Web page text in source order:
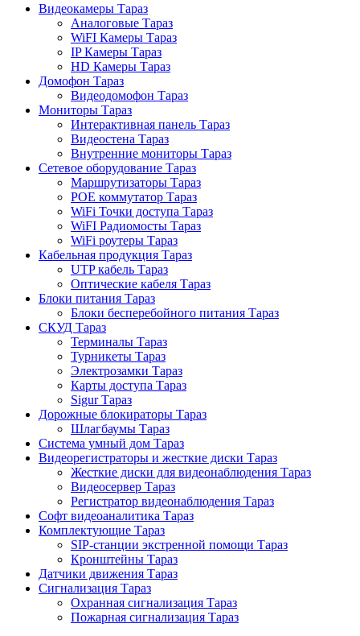
Видеокамеры Тараз
Аналоговые Тараз
WiFI Камеры Тараз
IP Камеры Тараз
HD Камеры Тараз
Домофон Тараз
Видеодомофон Тараз
Мониторы Тараз
Интерактивная панель Тараз
Видеостена Тараз
Внутренние мониторы Тараз
Сетевое оборудование Тараз
Маршрутизаторы Тараз
POE коммутатор Тараз
WiFi Точки доступа Тараз
WiFI Радиомосты Тараз
WiFi роутеры Тараз
Кабельная продукция Тараз
UTP кабель Тараз
Оптические кабеля Тараз
Блоки питания Тараз
Блоки бесперебойного питания Тараз
СКУД Тараз
Терминалы Тараз
Турникеты Тараз
Электрозамки Тараз
Карты доступа Тараз
Sigur Тараз
Дорожные блокираторы Тараз
Шлагбаумы Тараз
Система умный дом Тараз
Видеорегистраторы и жесткие диски Тараз
Жесткие диски для видеонаблюдения Тараз
Видеосервер Тараз
Регистратор видеонаблюдения Тараз
Софт видеоаналитика Тараз
Комплектующие Тараз
SIP-станции экстренной помощи Тараз
Кронштейны Тараз
Датчики движения Тараз
Сигнализация Тараз
Охранная сигнализация Тараз
Пожарная сигнализация Тараз